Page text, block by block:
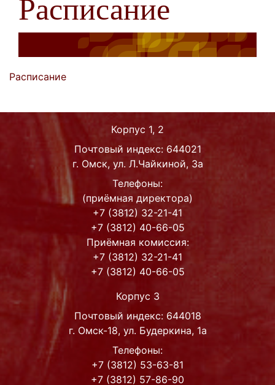
Расписание
Расписание
Корпус 1, 2
Почтовый индекс: 644021
г. Омск, ул. Л.Чайкиной, 3а
Телефоны:
(приёмная директора)
+7 (3812) 32-21-41
+7 (3812) 40-66-05
Приёмная комиссия:
+7 (3812) 32-21-41
+7 (3812) 40-66-05
Корпус 3
Почтовый индекс: 644018
г. Омск-18, ул. Будеркина, 1а
Телефоны:
+7 (3812) 53-63-81
+7 (3812) 57-86-90